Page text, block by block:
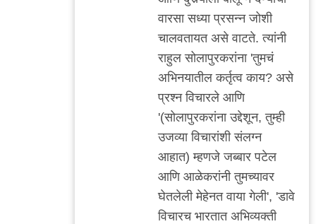
वारसा सध्या प्रसन्न जोशी
चालवतायत असे वाटते. त्यांनी
राहुल सोलापुरकरांना 'तुमचं
अभिनयातील कर्तृत्व काय? असे
प्रश्न विचारले आणि
'(सोलापुरकरांना उद्देशून, तुम्ही
उजव्या विचारांशी संलग्न
आहात) म्हणजे जब्बार पटेल
आणि आळेकरांनी तुमच्यावर
घेतलेली मेहेनत वाया गेली', 'डावे
विचारच भारतात अभिव्यक्ती